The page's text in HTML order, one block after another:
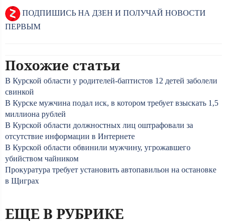
ПОДПИШИСЬ НА ДЗЕН И ПОЛУЧАЙ НОВОСТИ
ПЕРВЫМ
Похожие статьи
В Курской области у родителей-баптистов 12 детей заболели
свинкой
В Курске мужчина подал иск, в котором требует взыскать 1,5
миллиона рублей
В Курской области должностных лиц оштрафовали за
отсутствие информации в Интернете
В Курской области обвинили мужчину, угрожавшего
убийством чайником
Прокуратура требует установить автопавильон на остановке
в Щиграх
ЕЩЕ В РУБРИКЕ